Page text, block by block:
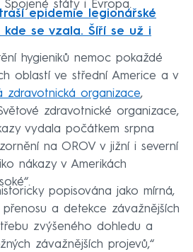
Spojené státy i Evropa.
epidemie legionářské
kde se vzala. Šíří se už i
hygieniků nemoc pokaždé
oblastí ve střední Americe a v
zdravotnická organizace,
zdravotnické organizace,
vydala počátkem srpna
na OROV v jižní i severní
nákazy v Amerikách
popisována jako mírná,
a detekce závažnějších
zvýšeného dohledu a
závažnějších projevů,“